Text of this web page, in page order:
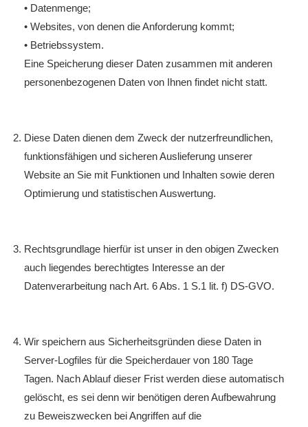
• Datenmenge;
• Websites, von denen die Anforderung kommt;
• Betriebssystem.
Eine Speicherung dieser Daten zusammen mit anderen
personenbezogenen Daten von Ihnen findet nicht statt.
Diese Daten dienen dem Zweck der nutzerfreundlichen,
funktionsfähigen und sicheren Auslieferung unserer
Website an Sie mit Funktionen und Inhalten sowie deren
Optimierung und statistischen Auswertung.
Rechtsgrundlage hierfür ist unser in den obigen Zwecken
auch liegendes berechtigtes Interesse an der
Datenverarbeitung nach Art. 6 Abs. 1 S.1 lit. f) DS-GVO.
Wir speichern aus Sicherheitsgründen diese Daten in
Server-Logfiles für die Speicherdauer von 180 Tage
Tagen. Nach Ablauf dieser Frist werden diese automatisch
gelöscht, es sei denn wir benötigen deren Aufbewahrung
zu Beweiszwecken bei Angriffen auf die